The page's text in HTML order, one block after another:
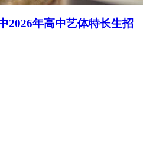
2026年高中艺体特长生招